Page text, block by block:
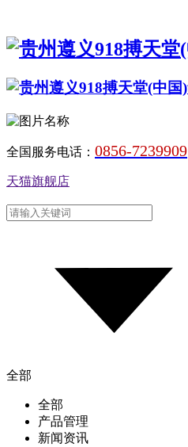
全国服务电话： 0856-7239909
天猫旗舰店
全部
全部
产品管理
新闻资讯